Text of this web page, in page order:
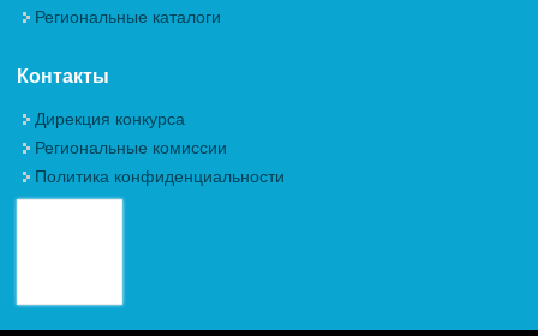
Региональные каталоги
Контакты
Дирекция конкурса
Региональные комиссии
Политика конфиденциальности